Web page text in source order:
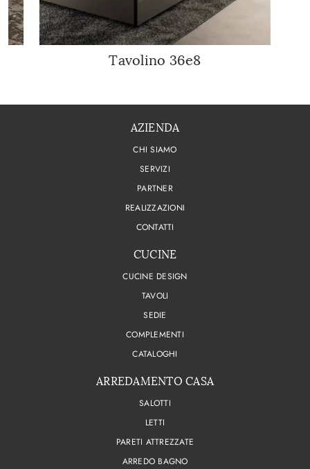
Tavolino 36e8
AZIENDA
CHI SIAMO
SERVIZI
PARTNER
REALIZZAZIONI
CONTATTI
CUCINE
CUCINE DESIGN
TAVOLI
SEDIE
COMPLEMENTI
CATALOGHI
ARREDAMENTO CASA
SALOTTI
LETTI
PARETI ATTREZZATE
ARREDO BAGNO